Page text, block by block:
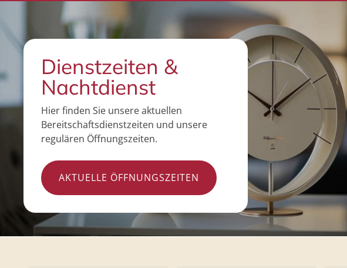
Dienstzeiten &
Nachtdienst
Hier finden Sie unsere aktuellen
Bereitschaftsdienstzeiten und unsere
regulären Öffnungszeiten.
AKTUELLE ÖFFNUNGSZEITEN